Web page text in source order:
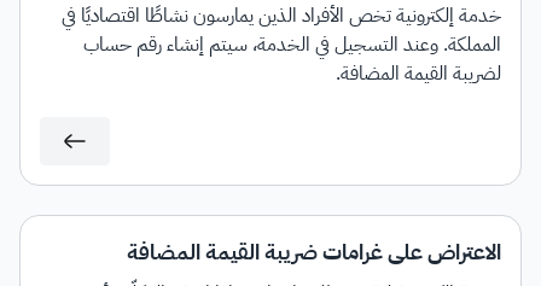
خدمة إلكترونية تخص الأفراد الذين يمارسون نشاطًا اقتصاديًا في
المملكة. وعند التسجيل في الخدمة، سيتم إنشاء رقم حساب
لضريبة القيمة المضافة.
الاعتراض على غرامات ضريبة القيمة المضافة